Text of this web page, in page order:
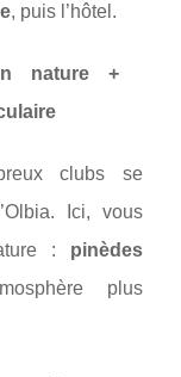
, puis l’hôtel.
nature +
clubs se
Ici, vous
: pinèdes
plus